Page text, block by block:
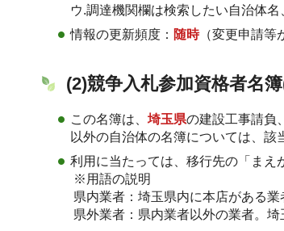
ウ.調達機関欄は検索したい自治体
情報の更新頻度： 随時（変更申請等
(2)競争入札参加資格者名
この名簿は、埼玉県の建設工事請負
以外の自治体の名簿については、該
利用に当たっては、移行先の「まえ
※用語の説明
県内業者：埼玉県内に本店がある
県外業者：県内業者以外の業者。